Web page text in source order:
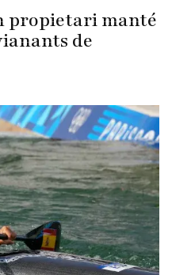
propietari manté
de